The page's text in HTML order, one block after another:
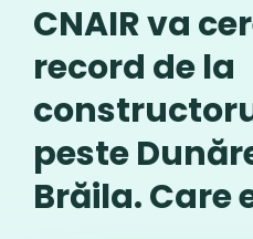
CNAIR va
record de la
peste
Brăila. Care